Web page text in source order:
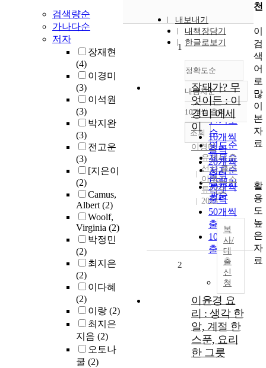
검색량순
가나다순
저자
장재현
(4)
이경미
(3)
이석원
(3)
박지완
(3)
전고운
(3)
[지은이
(2)
Camus,
Albert(2)
Woolf,
Virginia (2)
박정민
(2)
최지은
(2)
이다혜
(2)
이랑 (2)
최지은
지음 (2)
오토나
쿨 (2)
내보내기
내책장담기
한글로보기
정확도순
정확도
순
인기도
순
연도순
제목순
저자순
발행기
관순
내림차순
내림차순
10개씩 출력
10개씩
출력
20개씩
출력
30개씩
출력
50개씩
출력
100개씩
출력
조회
1
잘돼가? 무
엇이든 : 이
경미 에세
이
이경미
유선사 유
선사 클라
이맥스 스
튜디오
2023
복
사/
대
출
신
청
2
이윤경 요
리 : 생각 한
알, 계절 한
스푼, 요리
한 그릇
천
이
검
색
어
로
많
이
본
자
료
활
용
도
높
은
자
료